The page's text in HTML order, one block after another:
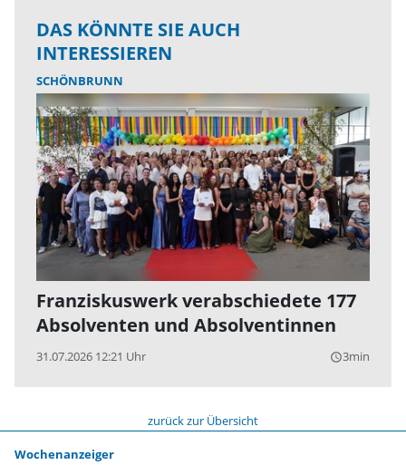
DAS KÖNNTE SIE AUCH
INTERESSIEREN
SCHÖNBRUNN
Franziskuswerk verabschiedete 177
Absolventen und Absolventinnen
31.07.2026 12:21 Uhr query_builder3min
zurück zur Übersicht
Wochenanzeiger